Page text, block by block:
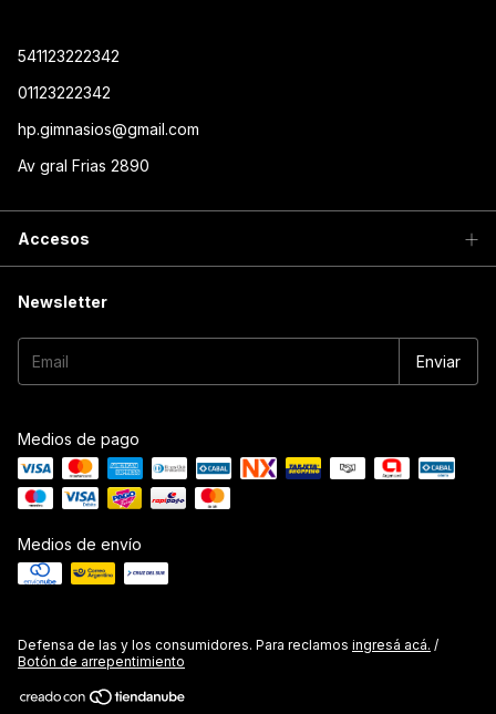
541123222342
01123222342
hp.gimnasios@gmail.com
Av gral Frias 2890
Accesos
Newsletter
Medios de pago
Medios de envío
Defensa de las y los consumidores. Para reclamos ingresá acá. /
Botón de arrepentimiento